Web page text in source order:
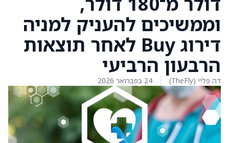
וממשיכים להעניק למניה
דירוג Buy לאחר תוצאות
הרבעון הרביעי
דה פליי (TheFly) 24 בפברואר 2026